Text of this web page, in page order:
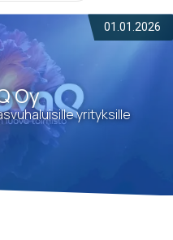
01.01.2026
Oy
yrityksille